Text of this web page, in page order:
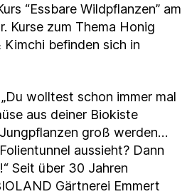
“Essbare Wildpflanzen” am
Kurse zum Thema Honig
befinden sich in
„Du wolltest schon immer mal
aus deiner Biokiste
groß werden…
aussieht? Dann
Seit über 30 Jahren
Gärtnerei Emmert